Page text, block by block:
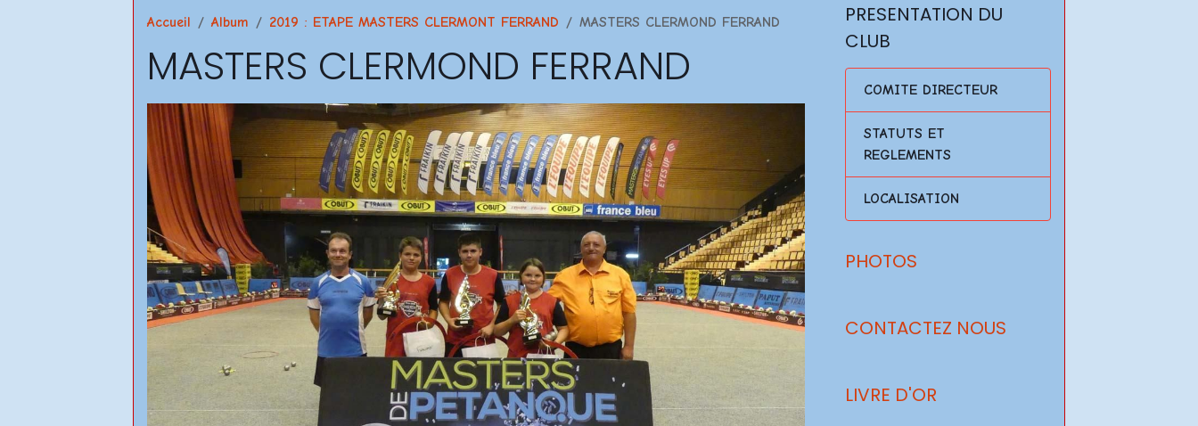
Accueil Album 2019 : ETAPE MASTERS CLERMONT FERRAND MASTERS CLERMOND FERRAND
MASTERS CLERMOND FERRAND
PRESENTATION DU
CLUB
COMITE DIRECTEUR
STATUTS ET
REGLEMENTS
LOCALISATION
PHOTOS
CONTACTEZ NOUS
LIVRE D'OR